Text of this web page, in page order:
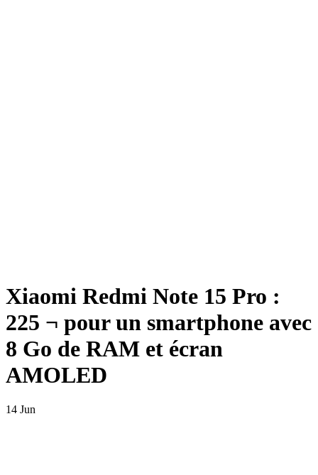
Xiaomi Redmi Note 15 Pro :
225 ¬ pour un smartphone avec
8 Go de RAM et écran
AMOLED
14 Jun